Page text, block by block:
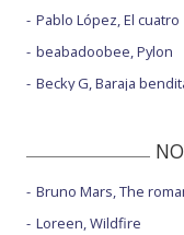
Pablo López, El cuatro
beabadoobee, Pylon
Becky G, Baraja
Bruno Mars, The
Loreen, Wildfire